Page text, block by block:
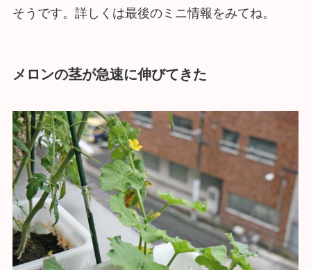
そうです。詳しくは最後のミニ情報をみてね。
メロンの茎が急速に伸びてきた